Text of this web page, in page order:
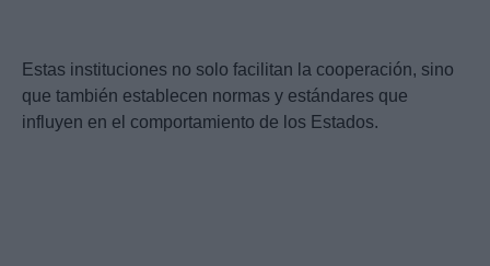
Estas instituciones no solo facilitan la cooperación, sino
que también establecen normas y estándares que
influyen en el comportamiento de los Estados.